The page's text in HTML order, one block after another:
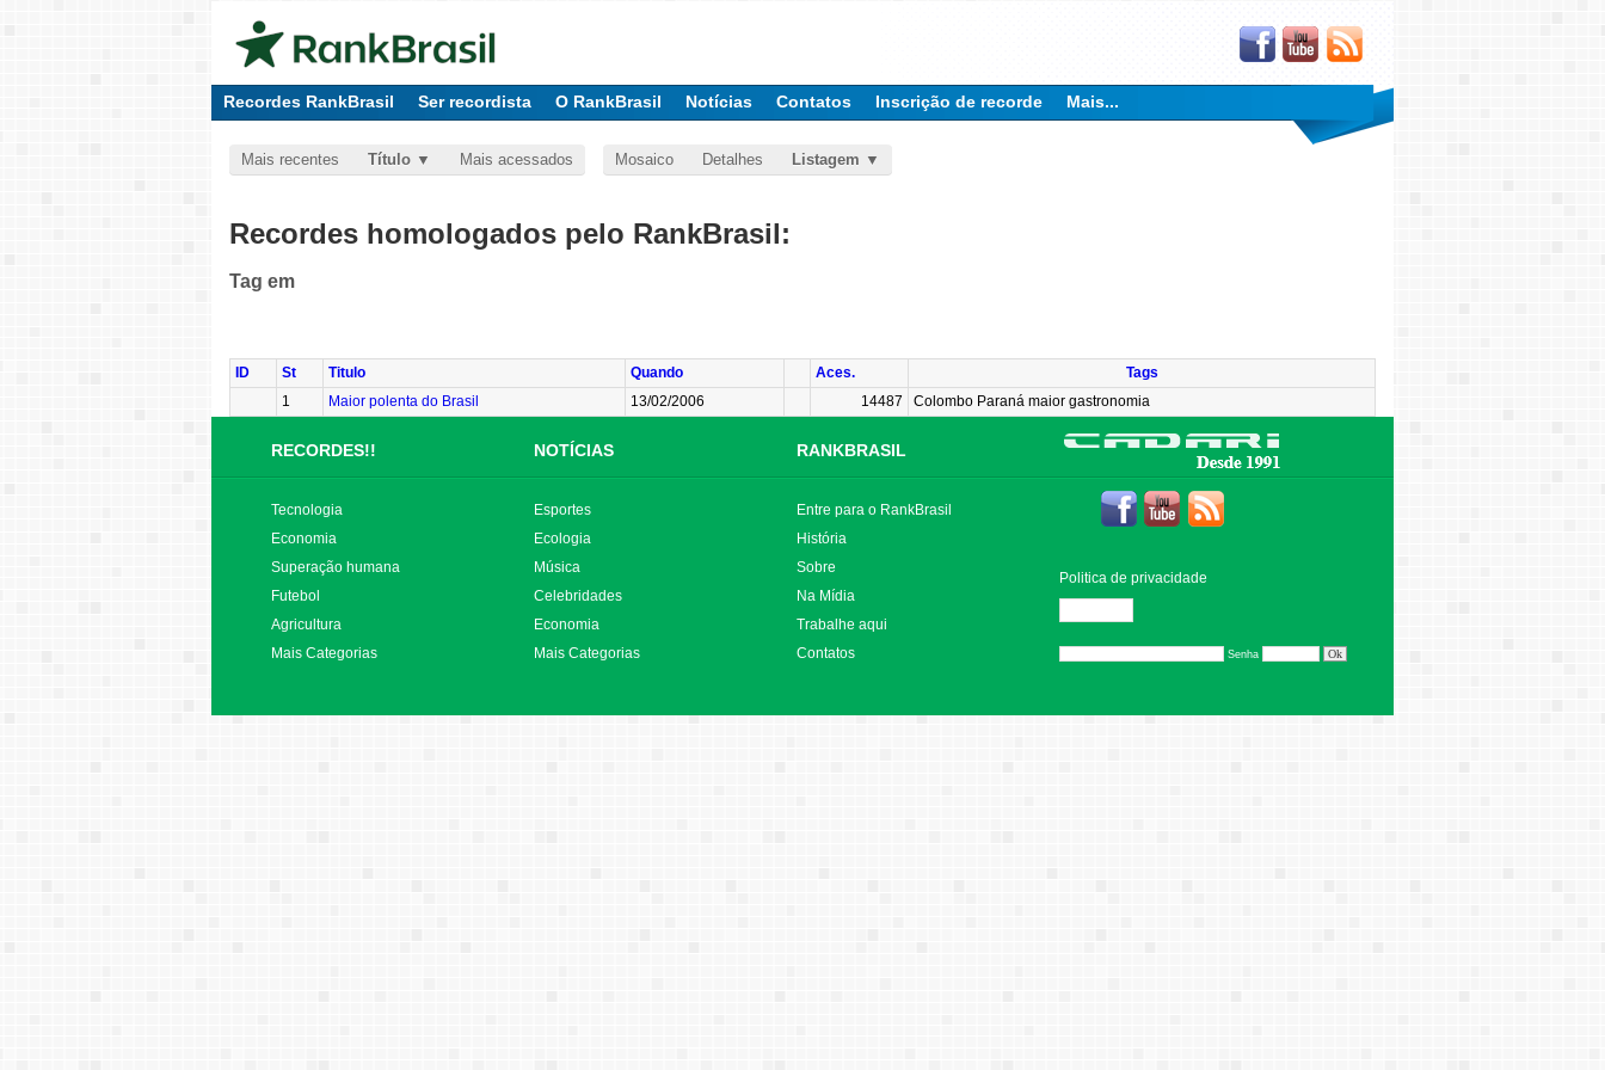
Recordes RankBrasil Ser recordista O RankBrasil Notícias Contatos Inscrição de recorde Mais...
Mais recentes Título Mais acessados Mosaico Detalhes Listagem
Recordes homologados pelo RankBrasil:
Tag em
ID St Titulo Quando Aces.
Tags
1
Maior polenta do Brasil 13/02/2006 14487 Colombo Paraná maior gastronomia
RECORDES!! NOTÍCIAS RANKBRASIL
Tecnologia
Economia
Superação humana
Futebol
Agricultura
Mais Categorias
Esportes
Ecologia
Música
Celebridades
Economia
Mais Categorias
Entre para o RankBrasil
História
Sobre
Na Mídia
Trabalhe aqui
Contatos
Politica de privacidade
Senha